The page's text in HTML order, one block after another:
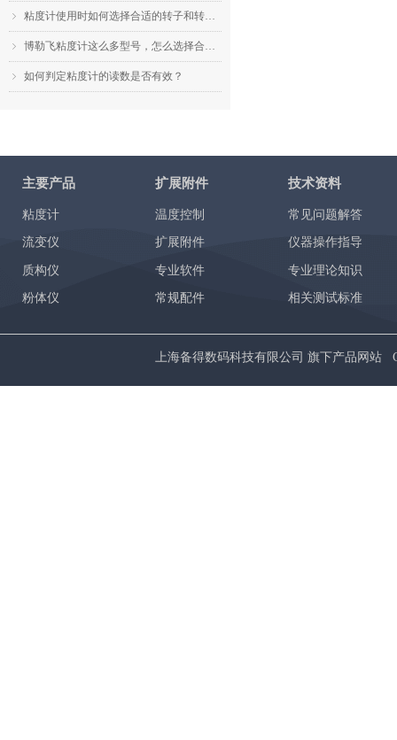
ꁇ 粘度计使用时如何选择合适的转子和转速？
ꁇ 博勒飞粘度计这么多型号，怎么选择合适的机型？
ꁇ 如何判定粘度计的读数是否有效？
上海备得数码科技有限公司 旗下产品网站
常见问题解答
仪器操作指导
专业理论知识
相关测试标准
主要产品 技术资料
扩展附件
粘度计
流变仪
质构仪
粉体仪
温度控制
扩展附件
专业软件
常规配件